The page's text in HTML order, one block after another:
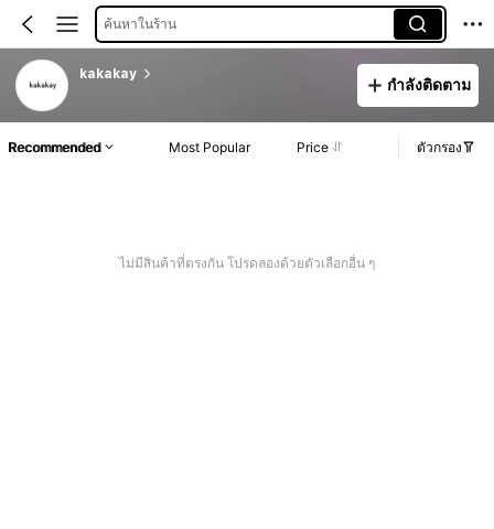
ค้นหาในร้าน
kakakay
กำลังติดตาม
Recommended Most Popular Price ตัวกรอง
ไม่มีสินค้าที่ตรงกัน โปรดลองด้วยตัวเลือกอื่น ๆ